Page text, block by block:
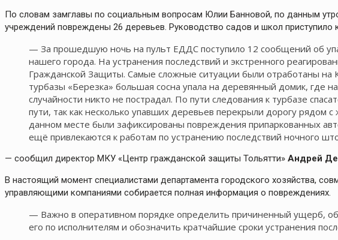
По словам замглавы по социальным вопросам Юлии Банновой, по данным
учреждений повреждены 26 деревьев. Руководство садов и школ приступило
— За прошедшую ночь на пульт ЕДДС поступило 12 сообщений об
нашего города. На устранения последствий и экстренного
Гражданской Защиты. Самые сложные ситуации были отработаны на
турбазы «Березка» большая сосна упала на деревянный домик, где
случайности никто не пострадал. По пути следования к турбазе
пути, так как несколько упавших деревьев перекрыли дорогу рядом
данном месте были зафиксированы повреждения припаркованных
ещё привлекаются к работам по устранению последствий ночного
— сообщил директор МКУ «Центр гражданской защиты Тольятти» Андрей
В настоящий момент специалистами департамента городского хозяйства,
управляющими компаниями собирается полная информация о повреждениях.
— Важно в оперативном порядке определить причиненный ущерб,
его по исполнителям и обозначить кратчайшие сроки устранения